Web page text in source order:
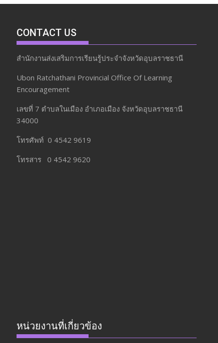
CONTACT US
สำนักงานส่งเสริมการเรียนรู้ประจำจังหวัดอุบลราชธานี
Ubon Ratchathani Provincial Office Of Learning
Encouragement
เลขที่ 7 ตำบลในเมือง อำเภอเมือง จังหวัดอุบลราชธานี
34000
โทรศัพท์ 0 4542 9619
โทรสาร 0 4542 9620
หน่วยงานที่เกี่ยวข้อง